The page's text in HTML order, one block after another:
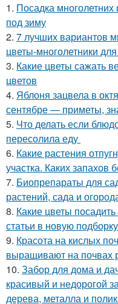
1. Посадка
под зиму
2. 7 лучших вариантов
цветы-многолетники
3. Какие цветы сажать
цветов
4. Яблоня зацвела в
сентябре — приметы,
5. Что делать если
пересолила еду
6. Какие растения
участка. Каких запахов
7. Биопрепараты для
растений, сада и
8. Какие цветы
статьи в новую подборку
9. Красота на кислых
выращивают на почвах
10. Забор для дома и
красивый и недорогой
дерева, металла и